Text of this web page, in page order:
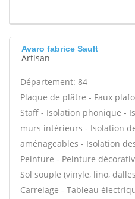
Avaro fabrice Sault
Artisan
Département: 84
Plaque de plâtre - Faux
Staff - Isolation phonique -
murs intérieurs - Isolation
aménageables - Isolation
Peinture - Peinture
Sol souple (vinyle, lino,
Carrelage - Tableau